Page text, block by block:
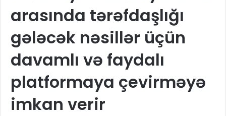
arasında tərəfdaşlığı
gələcək nəsillər üçün
davamlı və faydalı
platformaya çevirməyə
imkan verir